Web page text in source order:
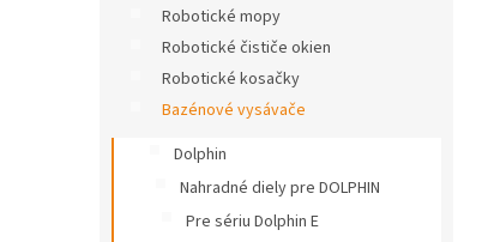
Robotické mopy
Robotické čističe okien
Robotické kosačky
Bazénové vysávače
Dolphin
Nahradné diely pre DOLPHIN
Pre sériu Dolphin E